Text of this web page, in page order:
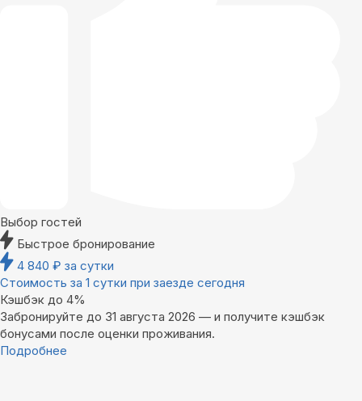
Выбор гостей
Быстрое бронирование
4 840 ₽ за сутки
Стоимость за 1 сутки при заезде сегодня
Кэшбэк до 4%
Забронируйте до 31 августа 2026 — и получите кэшбэк
бонусами после оценки проживания.
Подробнее